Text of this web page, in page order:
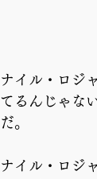
ナイル・ロジ
てるんじゃな
だ。
ナイル・ロジ